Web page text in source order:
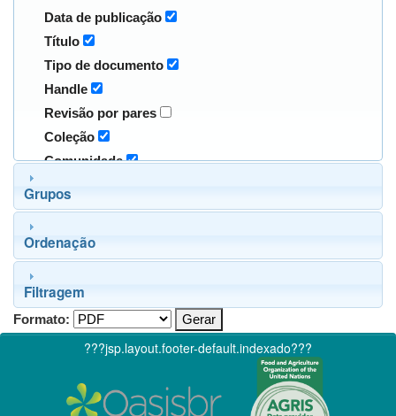
Data de publicação
Título
Tipo de documento
Handle
Revisão por pares
Coleção
Comunidade
Grupos
Ordenação
Filtragem
Formato:
???jsp.layout.footer-default.indexado???